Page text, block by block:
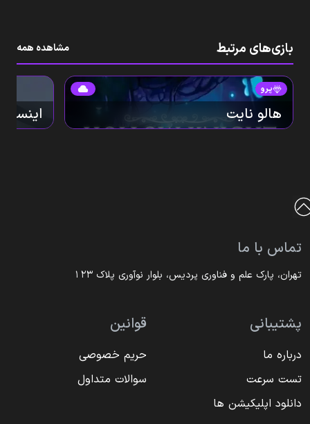
نبردهای فوق‌العاده، و ماجراجویی در دنیای چندبعدی،
بازی‌های ویدیویی نباید از دست بدهد!
بازی‌های مرتبط مشاهده همه
پرو
هالو نایت
تماس با ما
تهران، پارک علم و فناوری پردیس، بلوار نوآوری پلاک ۱۲۳
پشتیبانی
درباره ما
تست سرعت
دانلود اپلیکیشن ها
قوانین
حریم خصوصی
سوالات متداول